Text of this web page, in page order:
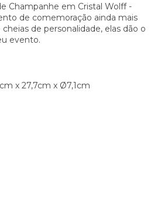
Champanhe em Cristal Wolff -
de comemoração ainda mais
de personalidade, elas dão o
evento.
x 27,7cm x Ø7,1cm